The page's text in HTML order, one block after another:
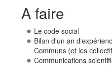
A faire
Le code social
Bilan d'un an
Communs (et les
Communications